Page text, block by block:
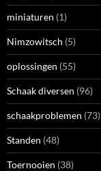
miniaturen (1)
Nimzowitsch (5)
oplossingen (55)
Schaak diversen (96)
schaakproblemen (73)
Standen (48)
Toernooien (38)